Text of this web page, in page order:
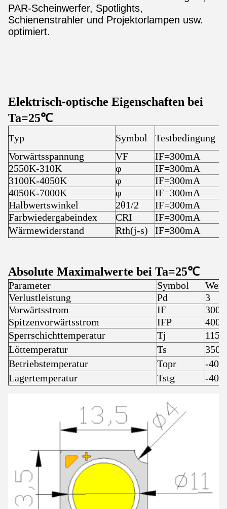
PAR-Scheinwerfer, Spotlights,
Schienenstrahler und Projektorlampen usw.
optimiert.
Elektrisch-optische Eigenschaften bei
Ta=25℃
Typ Symbol
Testbedingung
Vorwärtsspannung
VF
IF=300mA
2550K-310K
φ
IF=300mA
3100K-4050K
φ
IF=300mA
4050K-7000K
φ
IF=300mA
Halbwertswinkel
2θ1/2
IF=300mA
Farbwiedergabeindex
CRI
IF=300mA
Wärmewiderstand
Rth(j-s) IF=300mA
Absolute Maximalwerte bei Ta=25℃
Parameter Symbol
Wert
Verlustleistung
Pd
3
Vorwärtsstrom
IF
300
Spitzenvorwärtsstrom
IFP
400
Sperrschichttemperatur
Tj
115
Löttemperatur
Ts
350
Betriebstemperatur
Topr
-40
Lagertemperatur
Tstg -40